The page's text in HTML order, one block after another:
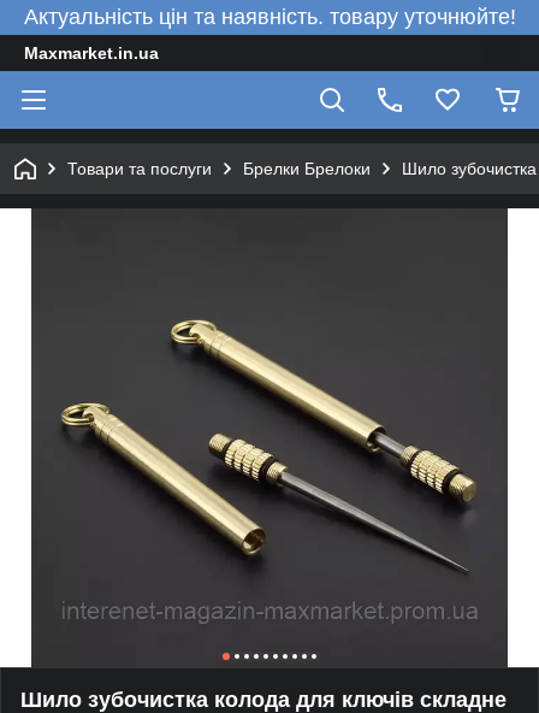
Актуальність цін та наявність. товару уточнюйте!
Maxmarket.in.ua
Товари та послуги Брелки Брелоки Шило
Шило зубочистка колода для ключів складне